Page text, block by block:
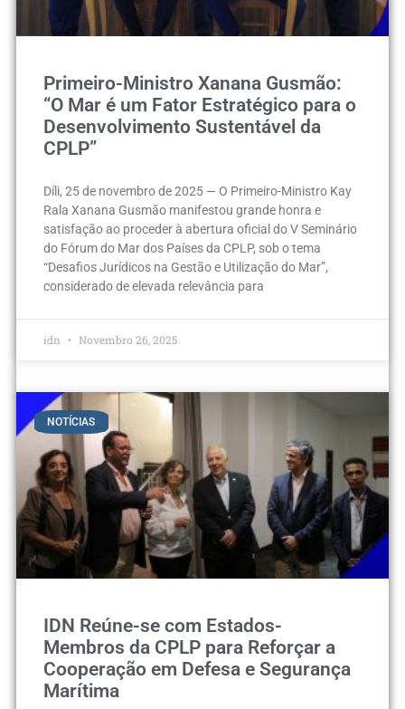
Primeiro-Ministro Xanana Gusmão:
“O Mar é um Fator Estratégico para o
Desenvolvimento Sustentável da
CPLP”
Díli, 25 de novembro de 2025 — O Primeiro-Ministro Kay
Rala Xanana Gusmão manifestou grande honra e
satisfação ao proceder à abertura oficial do V Seminário
do Fórum do Mar dos Países da CPLP, sob o tema
“Desafios Jurídicos na Gestão e Utilização do Mar”,
considerado de elevada relevância para
idn Novembro 26, 2025
NOTÍCIAS
IDN Reúne-se com Estados-
Membros da CPLP para Reforçar a
Cooperação em Defesa e Segurança
Marítima